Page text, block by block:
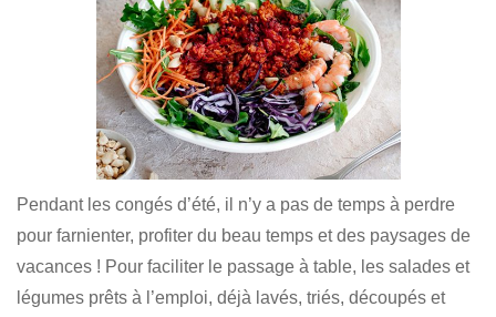
Pendant les congés d’été, il n’y a pas de temps à perdre
pour farnienter, profiter du beau temps et des paysages de
vacances ! Pour faciliter le passage à table, les salades et
légumes prêts à l’emploi, déjà lavés, triés, découpés et